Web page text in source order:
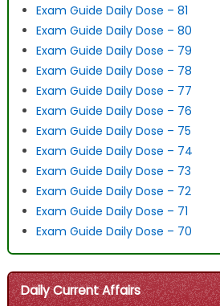
Exam Guide Daily Dose – 81
Exam Guide Daily Dose – 80
Exam Guide Daily Dose – 79
Exam Guide Daily Dose – 78
Exam Guide Daily Dose – 77
Exam Guide Daily Dose – 76
Exam Guide Daily Dose – 75
Exam Guide Daily Dose – 74
Exam Guide Daily Dose – 73
Exam Guide Daily Dose – 72
Exam Guide Daily Dose – 71
Exam Guide Daily Dose – 70
Daily Current Affairs